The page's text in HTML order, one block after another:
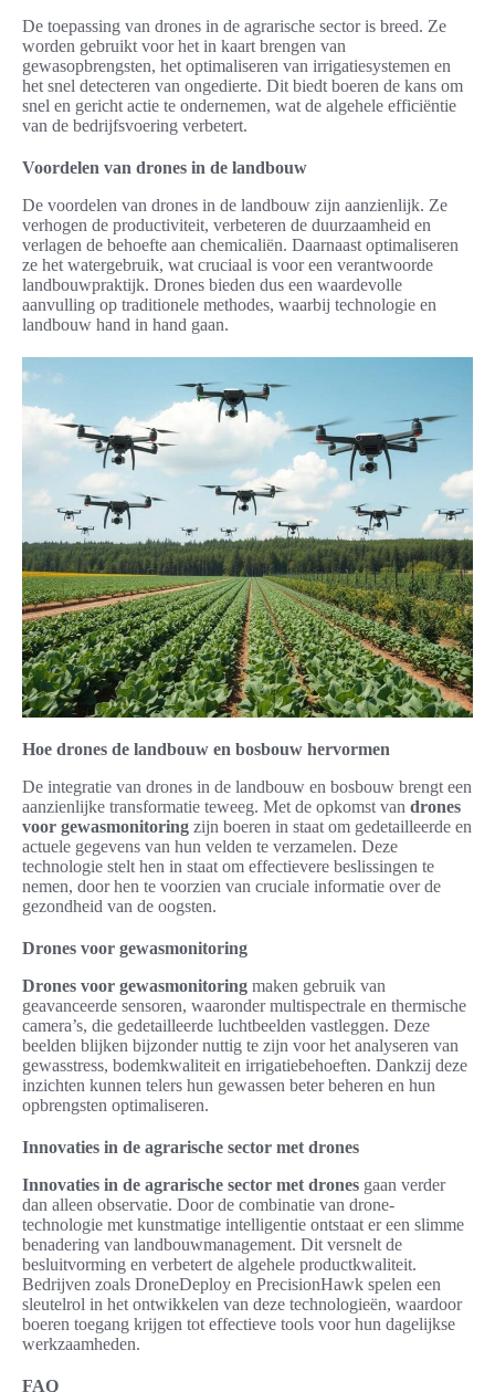
De toepassing van drones in de agrarische sector is breed. Ze
worden gebruikt voor het in kaart brengen van
gewasopbrengsten, het optimaliseren van irrigatiesystemen en
het snel detecteren van ongedierte. Dit biedt boeren de kans om
snel en gericht actie te ondernemen, wat de algehele efficiëntie
van de bedrijfsvoering verbetert.
Voordelen van drones in de landbouw
De voordelen van drones in de landbouw zijn aanzienlijk. Ze
verhogen de productiviteit, verbeteren de duurzaamheid en
verlagen de behoefte aan chemicaliën. Daarnaast optimaliseren
ze het watergebruik, wat cruciaal is voor een verantwoorde
landbouwpraktijk. Drones bieden dus een waardevolle
aanvulling op traditionele methodes, waarbij technologie en
landbouw hand in hand gaan.
Hoe drones de landbouw en bosbouw hervormen
De integratie van drones in de landbouw en bosbouw brengt een
aanzienlijke transformatie teweeg. Met de opkomst van drones
voor gewasmonitoring zijn boeren in staat om gedetailleerde en
actuele gegevens van hun velden te verzamelen. Deze
technologie stelt hen in staat om effectievere beslissingen te
nemen, door hen te voorzien van cruciale informatie over de
gezondheid van de oogsten.
Drones voor gewasmonitoring
Drones voor gewasmonitoring maken gebruik van
geavanceerde sensoren, waaronder multispectrale en thermische
camera’s, die gedetailleerde luchtbeelden vastleggen. Deze
beelden blijken bijzonder nuttig te zijn voor het analyseren van
gewasstress, bodemkwaliteit en irrigatiebehoeften. Dankzij deze
inzichten kunnen telers hun gewassen beter beheren en hun
opbrengsten optimaliseren.
Innovaties in de agrarische sector met drones
Innovaties in de agrarische sector met drones gaan verder
dan alleen observatie. Door de combinatie van drone-
technologie met kunstmatige intelligentie ontstaat er een slimme
benadering van landbouwmanagement. Dit versnelt de
besluitvorming en verbetert de algehele productkwaliteit.
Bedrijven zoals DroneDeploy en PrecisionHawk spelen een
sleutelrol in het ontwikkelen van deze technologieën, waardoor
boeren toegang krijgen tot effectieve tools voor hun dagelijkse
werkzaamheden.
FAQ